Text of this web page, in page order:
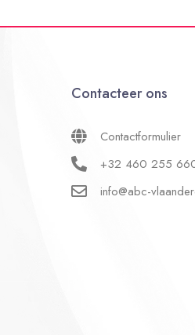
Contacteer ons
Contactformulier
+32 460 255
info@abc-